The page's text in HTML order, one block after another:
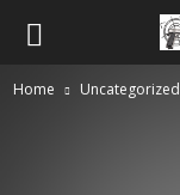
Home Uncategorized